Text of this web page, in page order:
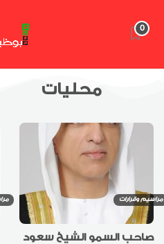
0
محليات
مراسيم وقرارات
صاحب السمو الشيخ سعود